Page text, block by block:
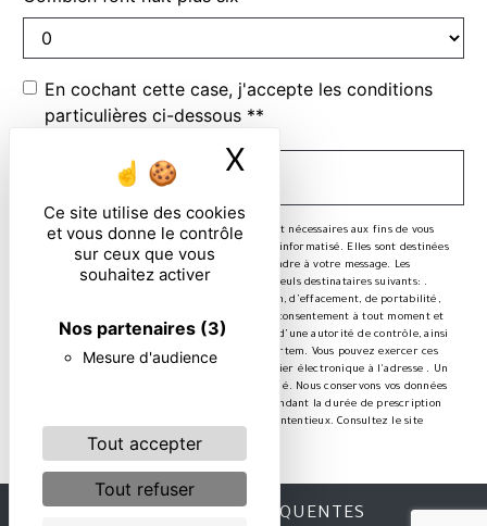
Ce site utilise des cookies
et vous donne le contrôle
sur ceux que vous
souhaitez activer
Nos partenaires (3)
Mesure d'audience
Tout accepter
Tout refuser
X Masquer le
En cochant cette case, j'accepte les conditions
particulières ci-dessous **
ENVOYER
** Les données personnelles communiquées sont nécessaires aux fins de vous
contacter et sont enregistrées dans un fichier informatisé. Elles sont destinées
à et ses sous-traitants dans le seul but de répondre à votre message. Les
données collectées seront communiquées aux seuls destinataires suivants: .
Vous disposez de droits d’accès, de rectification, d’effacement, de portabilité,
de limitation, d’opposition, de retrait de votre consentement à tout moment et
du droit d’introduire une réclamation auprès d’une autorité de contrôle, ainsi
que d’organiser le sort de vos données post-mortem. Vous pouvez exercer ces
droits par voie postale à l'adresse ou par courrier électronique à l'adresse . Un
justificatif d'identité pourra vous être demandé. Nous conservons vos données
pendant la période de prise de contact puis pendant la durée de prescription
légale aux fins probatoires et de gestion des contentieux. Consultez le site
cnil.fr pour plus d’informations sur vos droits.
RECHERCHES FRÉQUENTES